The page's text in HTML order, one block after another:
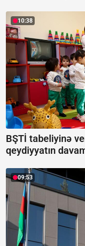
10:38
BŞTİ tabeliyinə
qeydiyyatın
09:53